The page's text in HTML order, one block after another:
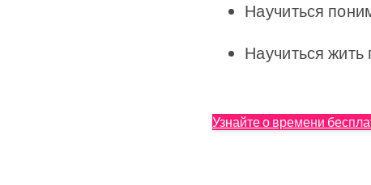
Научиться
Научиться
Узнайте о времени